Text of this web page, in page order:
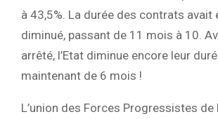
à 43,5%. La durée des contrats avait
diminué, passant de 11 mois à 10.
arrêté, l’Etat diminue encore leur
maintenant de 6 mois !
L’union des Forces Progressistes de